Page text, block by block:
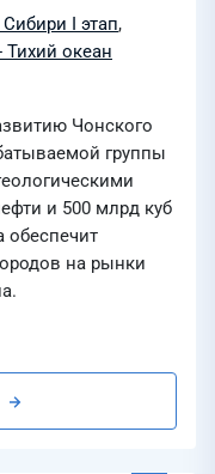
I этап,
Тихий океан
Чонского
группы
и 500 млрд куб
обеспечит
на рынки